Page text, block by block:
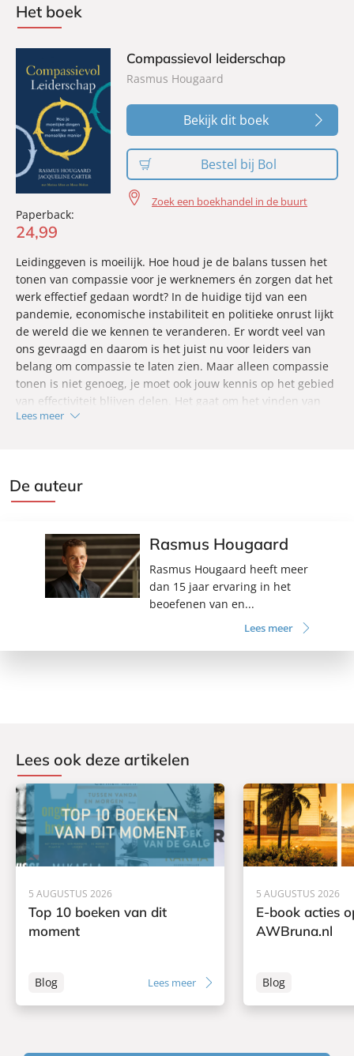
Het boek
Paperback:
24,99
Compassievol leiderschap
Rasmus Hougaard
Bekijk dit boek
Bestel bij Bol
Zoek een boekhandel in de buurt
Leidinggeven is moeilijk. Hoe houd je de balans tussen het
tonen van compassie voor je werknemers én zorgen dat het
werk effectief gedaan wordt? In de huidige tijd van een
pandemie, economische instabiliteit en politieke onrust lijkt
de wereld die we kennen te veranderen. Er wordt veel van
ons gevraagd en daarom is het juist nu voor leiders van
belang om compassie te laten zien. Maar alleen compassie
tonen is niet genoeg, je moet ook jouw kennis op het gebied
van effectiviteit blijven delen. Het gaat om het vinden van
een delicate balans tussen kennis en compassie, waarbij je
Lees meer
De auteur
Rasmus Hougaard
Rasmus Hougaard heeft meer
dan 15 jaar ervaring in het
beoefenen van en...
Lees meer
Lees ook deze artikelen
5 AUGUSTUS 2026
Top 10 boeken van dit
moment
Blog Lees meer
5 AUGUSTUS 2026
E-book acties
AWBruna.nl
Blog